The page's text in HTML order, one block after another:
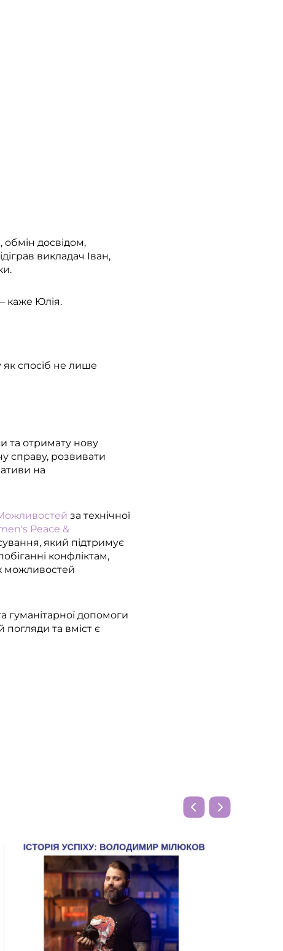
обмін досвідом,
викладач Іван,
каже Юлія.
спосіб не лише
та отримату нову
справу, розвивати
на
за технічної
Peace &
який підтримує
конфліктам,
можливостей
гуманітарної допомоги
погляди та вміст є